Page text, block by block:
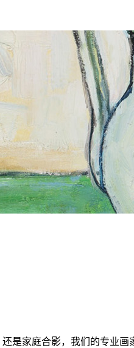
是家庭合影，我们的专业